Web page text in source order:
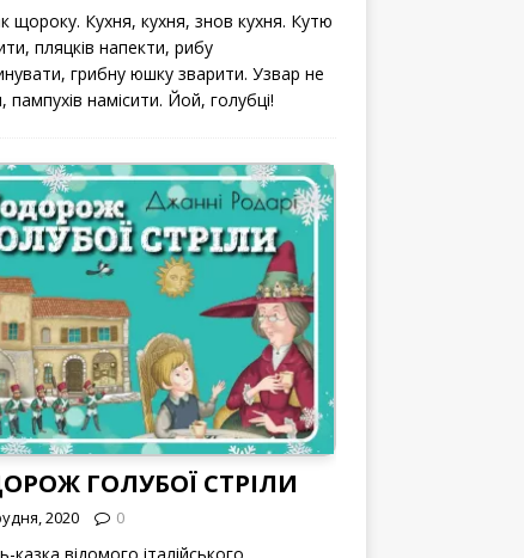
щороку. Кухня, кухня, знов кухня. Кутю
пляцків напекти, рибу
грибну юшку зварити. Узвар не
пампухів намісити. Йой, голубці!
ГОЛУБОЇ СТРІЛИ
2020 0
казка відомого італійського